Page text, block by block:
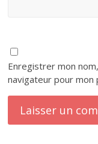
Enregistrer mon
navigateur pour mon